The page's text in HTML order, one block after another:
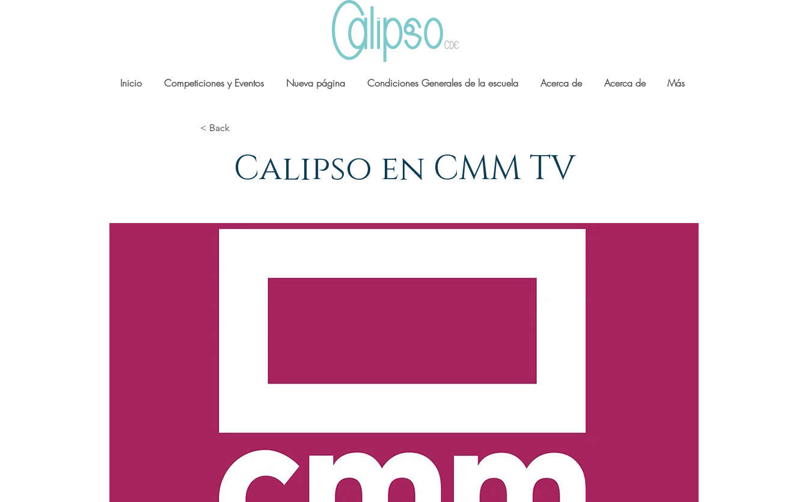
Inicio Competiciones y Eventos Nueva página Condiciones Generales de la escuela Acerca de Acerca de Más
< Back
Calipso en CMM TV